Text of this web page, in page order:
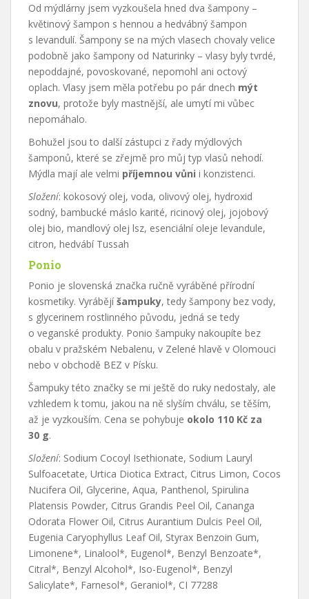
Od mýdlárny jsem vyzkoušela hned dva šampony –
květinový šampon s hennou a hedvábný šampon
s levandulí. Šampony se na mých vlasech chovaly velice
podobně jako šampony od Naturinky – vlasy byly tvrdé,
nepoddajné, povoskované, nepomohl ani octový
oplach. Vlasy jsem měla potřebu po pár dnech mýt
znovu, protože byly mastnější, ale umytí mi vůbec
nepomáhalo.
Bohužel jsou to další zástupci z řady mýdlových
šamponů, které se zřejmě pro můj typ vlasů nehodí.
Mýdla mají ale velmi příjemnou vůni i konzistenci.
Složení: kokosový olej, voda, olivový olej, hydroxid
sodný, bambucké máslo karité, ricinový olej, jojobový
olej bio, mandlový olej lsz, esenciální oleje levandule,
citron, hedvábí Tussah
Ponio
Ponio je slovenská značka ručně vyráběné přírodní
kosmetiky. Vyrábějí šampuky, tedy šampony bez vody,
s glycerinem rostlinného původu, jedná se tedy
o veganské produkty. Ponio šampuky nakoupíte bez
obalu v pražském Nebalenu, v Zelené hlavě v Olomouci
nebo v obchodě BEZ v Písku.
Šampuky této značky se mi ještě do ruky nedostaly, ale
vzhledem k tomu, jakou na ně slyším chválu, se těším,
až je vyzkouším. Cena se pohybuje okolo 110 Kč za
30 g.
Složení: Sodium Cocoyl Isethionate, Sodium Lauryl
Sulfoacetate, Urtica Diotica Extract, Citrus Limon, Cocos
Nucifera Oil, Glycerine, Aqua, Panthenol, Spirulina
Platensis Powder, Citrus Grandis Peel Oil, Cananga
Odorata Flower Oil, Citrus Aurantium Dulcis Peel Oil,
Eugenia Caryophyllus Leaf Oil, Styrax Benzoin Gum,
Limonene*, Linalool*, Eugenol*, Benzyl Benzoate*,
Citral*, Benzyl Alcohol*, Iso-Eugenol*, Benzyl
Salicylate*, Farnesol*, Geraniol*, CI 77288